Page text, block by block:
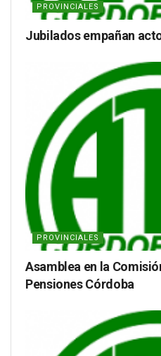
PROVINCIALES
Jubilados empañan
PROVINCIALES
Asamblea en la
Pensiones Córdoba